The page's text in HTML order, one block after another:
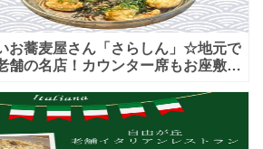
お蕎麦屋さん「さらしん」☆地元で
舗の名店！カウンター席もお座敷も